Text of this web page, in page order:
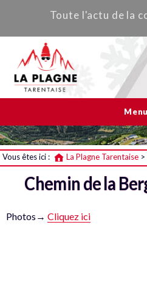
La Plagne Tarentaise
Toute l'actu de la
Menu
Vous êtes ici : La Plagne Tarentaise >
Chemin de la
Photos→ Cliquez ici